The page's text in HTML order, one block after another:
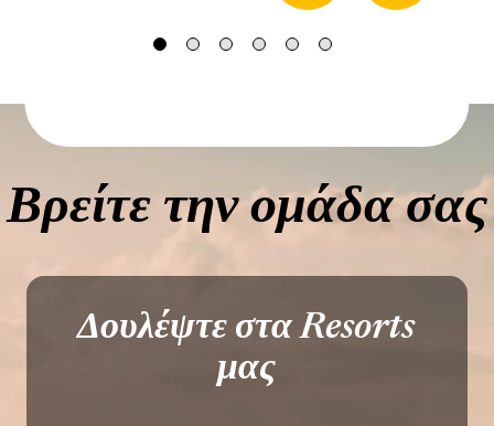
Βρείτε την ομάδα σας
Δουλέψτε στα Resorts
μας